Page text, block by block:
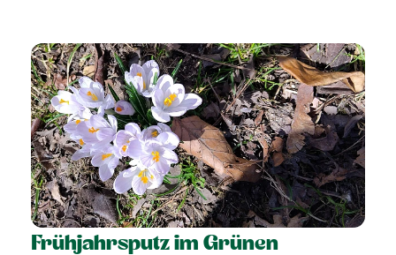
Frühjahrsputz im Grünen